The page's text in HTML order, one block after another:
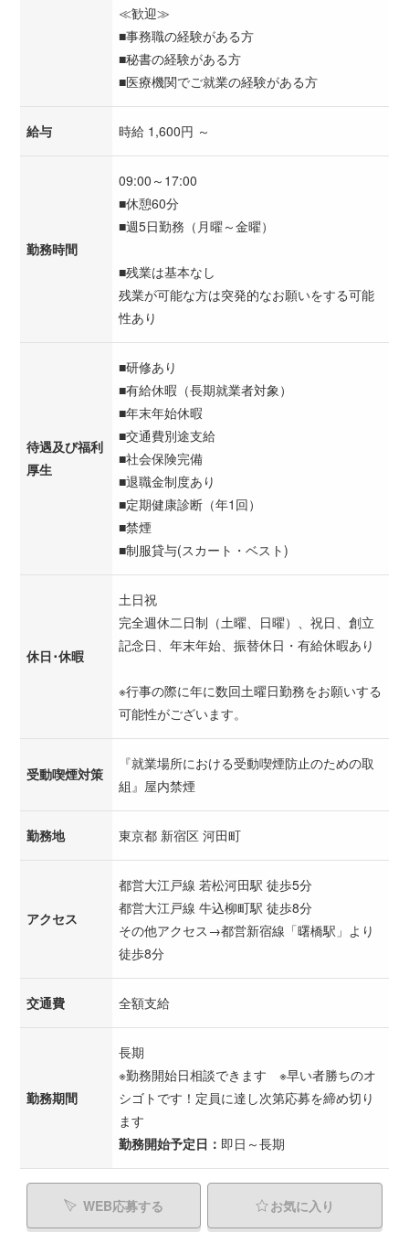
≪歓迎≫
■事務職の経験がある方
■秘書の経験がある方
■医療機関でご就業の経験がある方
給与 時給 1,600円 ～
勤務時間
09:00～17:00
■休憩60分
■週5日勤務（月曜～金曜）
■残業は基本なし
残業が可能な方は突発的なお願いをする可能
性あり
待遇及び福利
厚生
■研修あり
■有給休暇（長期就業者対象）
■年末年始休暇
■交通費別途支給
■社会保険完備
■退職金制度あり
■定期健康診断（年1回）
■禁煙
■制服貸与(スカート・ベスト)
休日･休暇
土日祝
完全週休二日制（土曜、日曜）、祝日、創立
記念日、年末年始、振替休日・有給休暇あり
※行事の際に年に数回土曜日勤務をお願いする
可能性がございます。
受動喫煙対策
『就業場所における受動喫煙防止のための取
組』屋内禁煙
勤務地 東京都 新宿区 河田町
アクセス
都営大江戸線 若松河田駅 徒歩5分
都営大江戸線 牛込柳町駅 徒歩8分
その他アクセス→都営新宿線「曙橋駅」より
徒歩8分
交通費 全額支給
勤務期間
長期
※勤務開始日相談できます ※早い者勝ちのオ
シゴトです！定員に達し次第応募を締め切り
ます
勤務開始予定日： 即日～長期
WEB応募する お気に入り